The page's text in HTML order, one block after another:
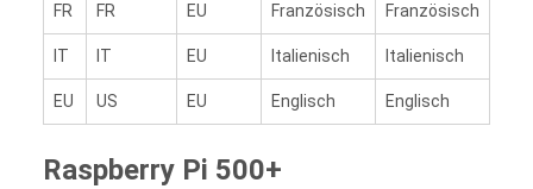
FR FR EU Französisch Französisch
IT IT EU Italienisch Italienisch
EU US EU Englisch Englisch
Raspberry Pi 500+